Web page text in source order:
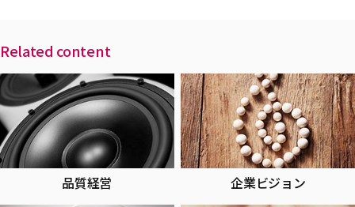
Related content
品質経営 企業ビジョン